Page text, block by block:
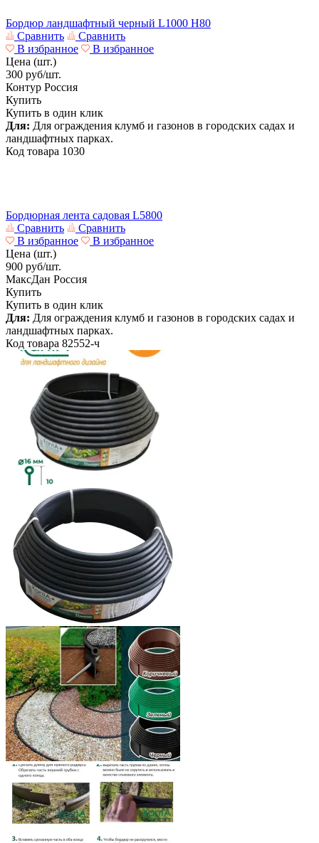
Бордюр ландшафтный черный L1000 H80
Сравнить
Сравнить
В избранное
В избранное
Цена (шт.)
300 руб/шт.
Контур Россия
Купить
Купить в один клик
Для: Для ограждения клумб и газонов в городских садах и
ландшафтных парках.
Код товара 1030
Бордюрная лента садовая L5800
Сравнить
Сравнить
В избранное
В избранное
Цена (шт.)
900 руб/шт.
МаксДан Россия
Купить
Купить в один клик
Для: Для ограждения клумб и газонов в городских садах и
ландшафтных парках.
Код товара 82552-ч